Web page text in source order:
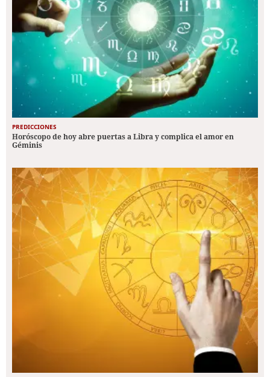
PREDICCIONES
Horóscopo de hoy abre puertas a Libra y complica el amor en
Géminis